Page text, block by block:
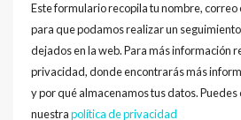
Este formulario recopila tu nombre,
para que podamos realizar un
dejados en la web. Para más información
privacidad, donde encontrarás más
y por qué almacenamos tus datos.
nuestrapolítica de privacidad